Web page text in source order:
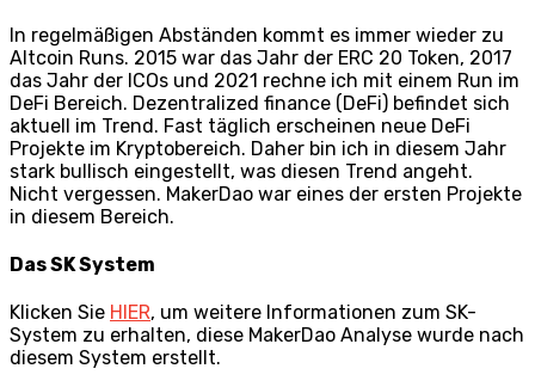
In regelmäßigen Abständen kommt es immer wieder zu
Altcoin Runs. 2015 war das Jahr der ERC 20 Token, 2017
das Jahr der ICOs und 2021 rechne ich mit einem Run im
DeFi Bereich. Dezentralized finance (DeFi) befindet sich
aktuell im Trend. Fast täglich erscheinen neue DeFi
Projekte im Kryptobereich. Daher bin ich in diesem Jahr
stark bullisch eingestellt, was diesen Trend angeht.
Nicht vergessen. MakerDao war eines der ersten Projekte
in diesem Bereich.
Das SK System
Klicken Sie HIER, um weitere Informationen zum SK-
System zu erhalten, diese MakerDao Analyse wurde nach
diesem System erstellt.